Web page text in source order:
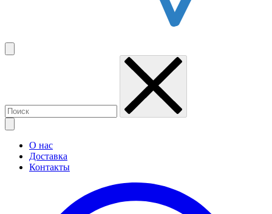
О нас
Доставка
Контакты